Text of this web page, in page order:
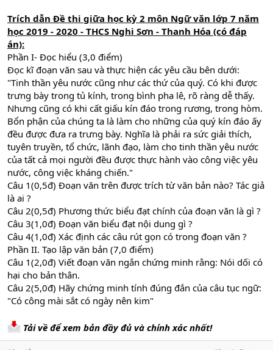
Trích dẫn Đề thi giữa học kỳ 2 môn Ngữ văn lớp 7 năm
học 2019 - 2020 - THCS Nghi Sơn - Thanh Hóa (có đáp
án):
Phần I- Đọc hiểu (3,0 điểm)
Đọc kĩ đoạn văn sau và thực hiện các yêu cầu bên dưới:
"Tinh thần yêu nước cũng như các thứ của quý. Có khi được
trưng bày trong tủ kính, trong bình pha lê, rõ ràng dễ thấy.
Nhưng cũng có khi cất giấu kín đáo trong rương, trong hòm.
Bổn phận của chúng ta là làm cho những của quý kín đáo ấy
đều được đưa ra trưng bày. Nghĩa là phải ra sức giải thích,
tuyên truyền, tổ chức, lãnh đạo, làm cho tinh thần yêu nước
của tất cả mọi người đều được thực hành vào công việc yêu
nước, công việc kháng chiến."
Câu 1(0,5đ) Đoạn văn trên được trích từ văn bản nào? Tác giả
là ai ?
Câu 2(0,5đ) Phương thức biểu đạt chính của đoạn văn là gì ?
Câu 3(1,0đ) Đoạn văn biểu đạt nội dung gì ?
Câu 4(1,0đ) Xác định các câu rút gọn có trong đoạn văn ?
Phần II. Tạo lập văn bản (7,0 điểm)
Câu 1(2,0đ) Viết đoạn văn ngắn chứng minh rằng: Nói dối có
hại cho bản thân.
Câu 2(5,0đ) Hãy chứng minh tính đúng đắn của câu tục ngữ:
"Có công mài sắt có ngày nên kim"
Tải về để xem bản đầy đủ và chính xác nhất!